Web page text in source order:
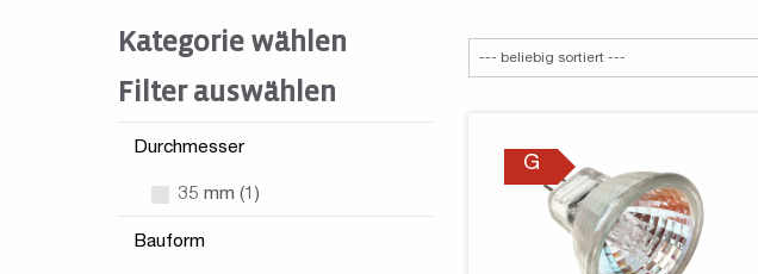
Kategorie wählen
Filter auswählen
Durchmesser
35 mm (1)
Bauform
G